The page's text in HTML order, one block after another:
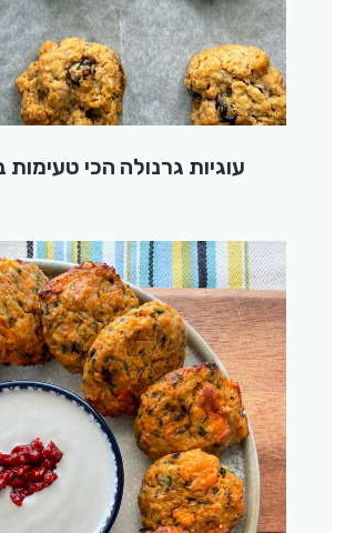
עוגיות גרנולה הכי טעימות